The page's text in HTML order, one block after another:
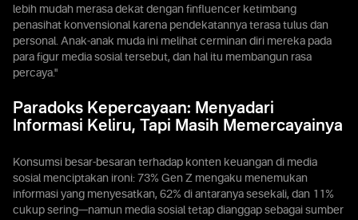
lebih mudah merasa dekat dengan finfluencer ketimbang
penasihat konvensional karena pendekatannya terasa tulus dan
personal. Anak-anak muda ini melihat cerminan diri mereka pada
para figur media sosial tersebut, dan hal itu membangun rasa
percaya."
Paradoks Kepercayaan: Menyadari
Informasi Keliru, Tapi Masih Memercayainya
Konsumsi besar-besaran terhadap konten keuangan di media
sosial menciptakan ironi: 73% Gen Z mengaku menemukan
informasi yang menyesatkan, 62% di antaranya sesekali, dan 11%
cukup sering—namun media sosial tetap dianggap sebagai sumber